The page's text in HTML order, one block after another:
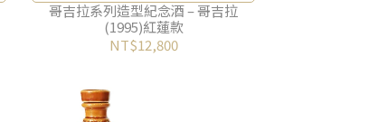
哥吉拉系列造型紀念酒 – 哥吉拉
(1995)紅蓮款
NT$12,800